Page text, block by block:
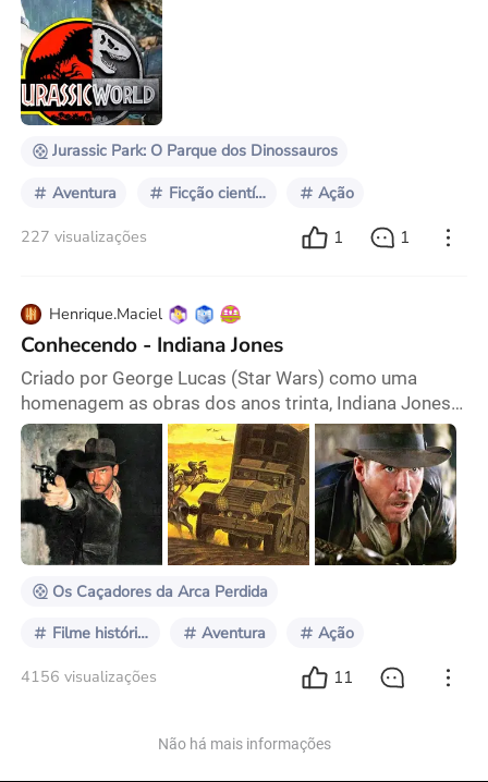
cresceu com o original, oferecendo um banquete
nostálgico. Foi um sonho que se tornou realidade
para aqueles de nós que assistiram a Jurassic Park
quando crianças. O tempo passou, mas a admiração
e a empolgação que sentimos naquela época ainda
Jurassic Park: O Parque dos Dinossauros
Aventura Ficção científica Ação
227 visualizações 1 1
Henrique.Maciel
Conhecendo - Indiana Jones
Criado por George Lucas (Star Wars) como uma
homenagem as obras dos anos trinta, Indiana Jones é
um personagem aventureiro que marcou os anos 80's
e mudou o cinema mundialmente com seu estilo.
Tudo começou na estreia de Star Wars (1977) no
Havaí, onde George estava reunido com seus amigos
e entre eles estava Steven Spielberg (Tubarão), onde
Spielberg disse a George que gostaria dirigir um filme
Os Caçadores da Arca Perdida
Filme histórico Aventura Ação
4156 visualizações 11
Não há mais informações